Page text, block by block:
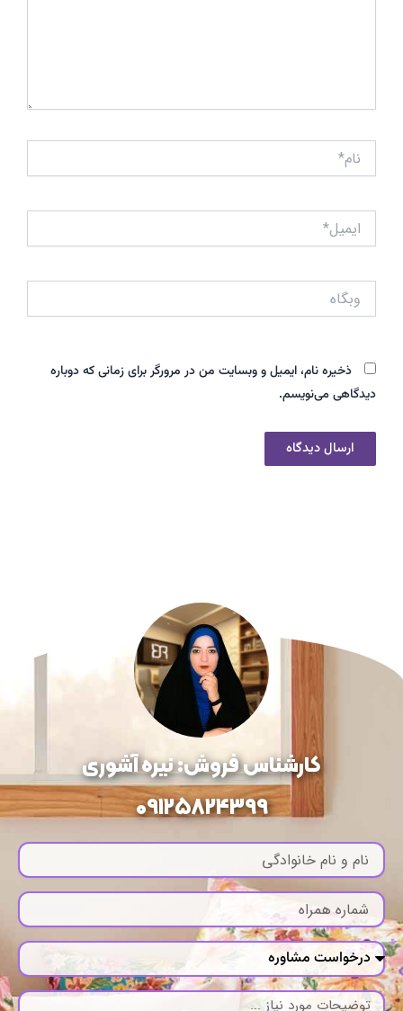
ایمیل*
ذخیره نام، ایمیل و وبسایت من در مرورگر برای زمانی که دوباره
دیدگاهی می‌نویسم.
کارشناس فروش: نیره آشوری
09125824399